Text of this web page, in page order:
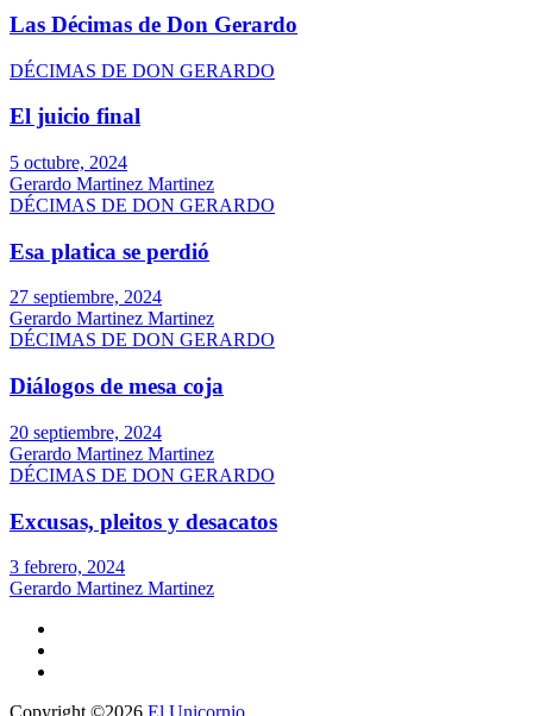
Las Décimas de Don Gerardo
DÉCIMAS DE DON GERARDO
El juicio final
5 octubre, 2024
Gerardo Martinez Martinez
DÉCIMAS DE DON GERARDO
Esa platica se perdió
27 septiembre, 2024
Gerardo Martinez Martinez
DÉCIMAS DE DON GERARDO
Diálogos de mesa coja
20 septiembre, 2024
Gerardo Martinez Martinez
DÉCIMAS DE DON GERARDO
Excusas, pleitos y desacatos
3 febrero, 2024
Gerardo Martinez Martinez